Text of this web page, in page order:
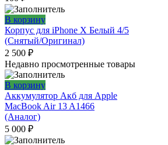
В корзину
Корпус для iPhone X Белый 4/5
(Снятый/Оригинал)
2 500 ₽
Недавно просмотренные товары
В корзину
Аккумулятор Акб для Apple
MacBook Air 13 A1466
(Аналог)
5 000 ₽